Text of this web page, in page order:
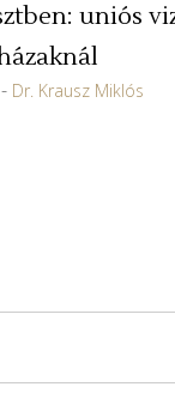
uniós
Dr. Krausz Miklós